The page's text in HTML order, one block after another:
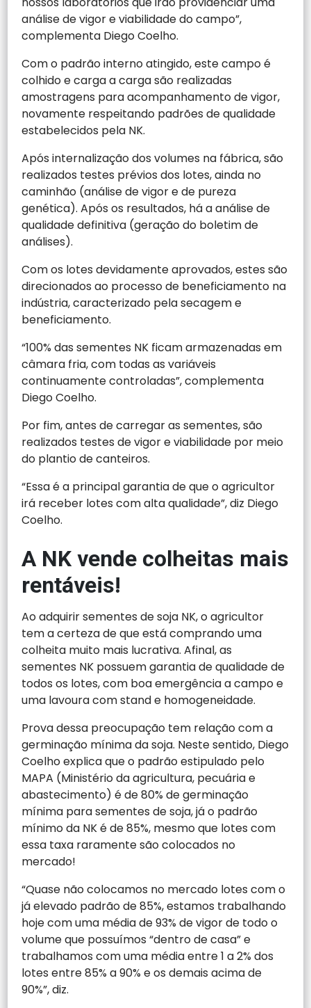
análise de vigor e viabilidade do campo”,
complementa Diego Coelho.
Com o padrão interno atingido, este campo é
colhido e carga a carga são realizadas
amostragens para acompanhamento de vigor,
novamente respeitando padrões de qualidade
estabelecidos pela NK.
Após internalização dos volumes na fábrica, são
realizados testes prévios dos lotes, ainda no
caminhão (análise de vigor e de pureza
genética). Após os resultados, há a análise de
qualidade definitiva (geração do boletim de
análises).
Com os lotes devidamente aprovados, estes são
direcionados ao processo de beneficiamento na
indústria, caracterizado pela secagem e
beneficiamento.
“100% das sementes NK ficam armazenadas em
câmara fria, com todas as variáveis
continuamente controladas”, complementa
Diego Coelho.
Por fim, antes de carregar as sementes, são
realizados testes de vigor e viabilidade por meio
do plantio de canteiros.
“Essa é a principal garantia de que o agricultor
irá receber lotes com alta qualidade”, diz Diego
Coelho.
A NK vende colheitas mais
rentáveis!
Ao adquirir sementes de soja NK, o agricultor
tem a certeza de que está comprando uma
colheita muito mais lucrativa. Afinal, as
sementes NK possuem garantia de qualidade de
todos os lotes, com boa emergência a campo e
uma lavoura com stand e homogeneidade.
Prova dessa preocupação tem relação com a
germinação mínima da soja. Neste sentido, Diego
Coelho explica que o padrão estipulado pelo
MAPA (Ministério da agricultura, pecuária e
abastecimento) é de 80% de germinação
mínima para sementes de soja, já o padrão
mínimo da NK é de 85%, mesmo que lotes com
essa taxa raramente são colocados no
mercado!
“Quase não colocamos no mercado lotes com o
já elevado padrão de 85%, estamos trabalhando
hoje com uma média de 93% de vigor de todo o
volume que possuímos “dentro de casa” e
trabalhamos com uma média entre 1 a 2% dos
lotes entre 85% a 90% e os demais acima de
90%”, diz.